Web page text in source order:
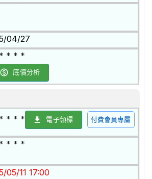
04/27
* * *
底價分析
* * * 電子領標 付費會員專屬
* * *
05/11 17:00